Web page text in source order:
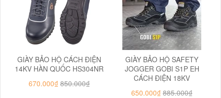
GIÀY BẢO HỘ CÁCH ĐIỆN
14KV HÀN QUỐC HS304NR
670.000₫ 850.000₫
GIÀY BẢO HỘ SAFETY
JOGGER GOBI S1P EH
CÁCH ĐIỆN 18KV
650.000₫ 885.000₫